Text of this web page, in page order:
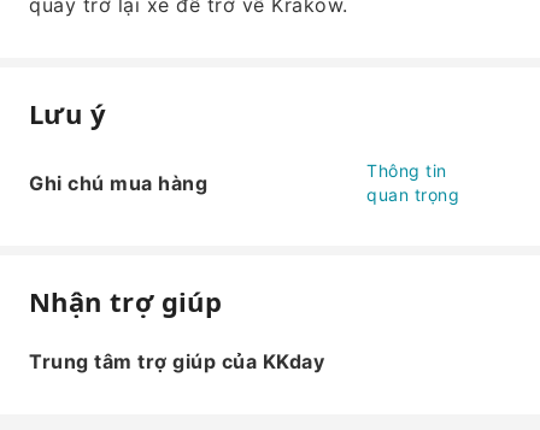
quay trở lại xe để trở về Krakow.
Lưu ý
Ghi chú mua hàng
Thông tin
quan trọng
Nhận trợ giúp
Trung tâm trợ giúp của KKday